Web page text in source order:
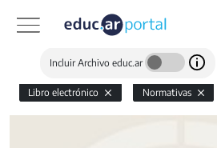
Incluir Archivo educ.ar
Libro electrónico Normativas